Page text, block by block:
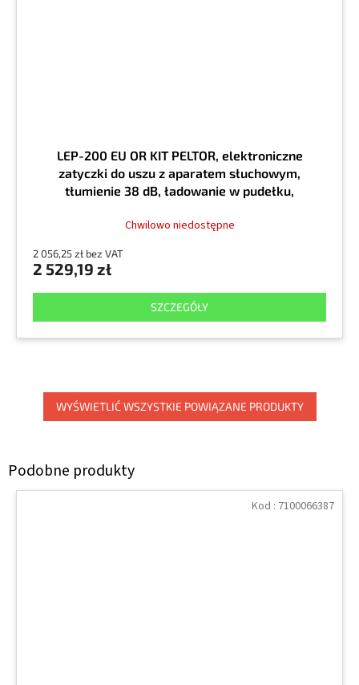
LEP-200 EU OR KIT PELTOR, elektroniczne
zatyczki do uszu z aparatem słuchowym,
tłumienie 38 dB, ładowanie w pudełku,
Chwilowo niedostępne
2 056,25 zł bez VAT
2 529,19 zł
SZCZEGÓŁY
WYŚWIETLIĆ WSZYSTKIE POWIĄZANE PRODUKTY
Kod : 7100066387